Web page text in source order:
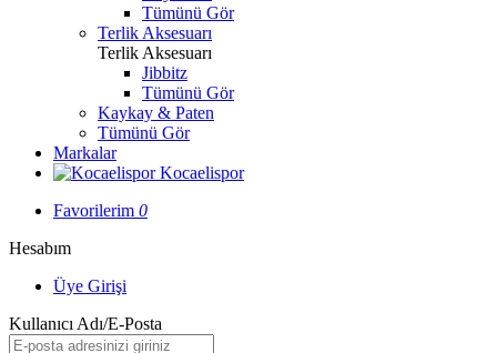
Tümünü Gör
Terlik Aksesuarı
Terlik Aksesuarı
Jibbitz
Tümünü Gör
Kaykay & Paten
Tümünü Gör
Markalar
Kocaelispor
Favorilerim 0
Hesabım
Üye Girişi
Kullanıcı Adı/E-Posta